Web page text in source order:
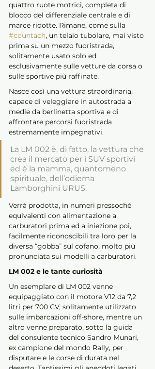
quattro ruote motrici, completa di
blocco del differenziale centrale e di
marce ridotte. Rimane, come sulla
#countach, un telaio tubolare, mai visto
prima su un mezzo fuoristrada,
solitamente usato solo ed
esclusivamente sulle vetture da corsa o
sulle sportive più raffinate.
Nasce così una vettura straordinaria,
capace di veleggiare in autostrada a
medie da berlinetta sportiva e di
affrontare percorsi fuoristrada
estremamente impegnativi.
La LM 002 è, di fatto, la vettura che
crea il mercato per i SUV sportivi
ed è la mamma, quantomeno
spirituale, dell’odierna
Lamborghini URUS.
Verrà prodotta, in numeri pressoché
equivalenti con alimentazione a
carburatori prima ed a iniezione poi,
facilmente riconoscibili tra loro per la
diversa “gobba” sul cofano, molto più
pronunciata sui modelli a carburatori.
LM 002 e le tante curiosità
Un esemplare di LM 002 venne
equipaggiato con il motore V12 da 7,2
litri per 700 CV, solitamente utilizzato
sulle imbarcazioni off-shore, mentre un
altro venne preparato, sotto la guida
del consulente tecnico Sandro Munari,
ex campione del mondo Rally, per
disputare e le corse di durata nel